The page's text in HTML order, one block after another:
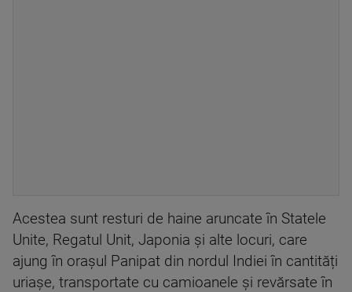
Acestea sunt resturi de haine aruncate în Statele
Unite, Regatul Unit, Japonia și alte locuri, care
ajung în orașul Panipat din nordul Indiei în cantități
uriașe, transportate cu camioanele și revărsate în